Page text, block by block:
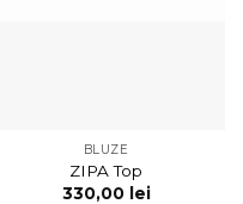
BLUZE
ZIPA Top
330,00 lei